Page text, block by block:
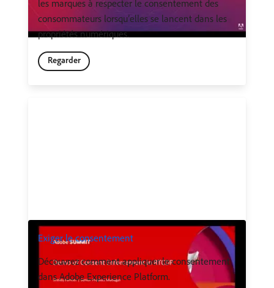
les marques à respecter le consentement des
consommateurs lorsqu’elles se lancent dans les
propriétés numériques.
Regarder
Exiger le consentement
Découvrez comment appliquer le consentement
dans Adobe Experience Platform.